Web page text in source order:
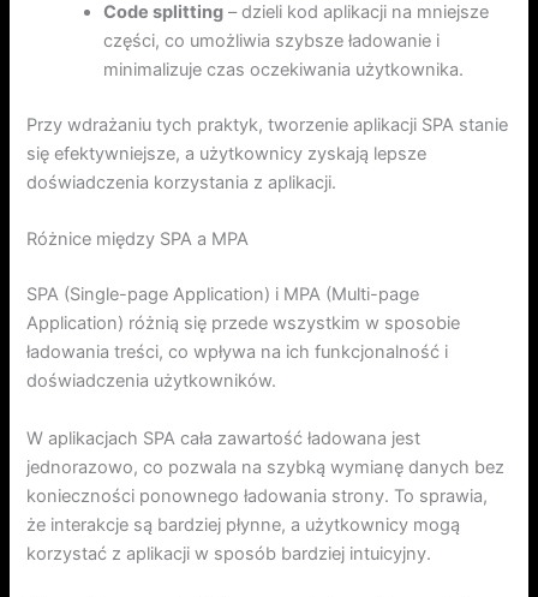
Code splitting – dzieli kod aplikacji na mniejsze
części, co umożliwia szybsze ładowanie i
minimalizuje czas oczekiwania użytkownika.
Przy wdrażaniu tych praktyk, tworzenie aplikacji SPA stanie
się efektywniejsze, a użytkownicy zyskają lepsze
doświadczenia korzystania z aplikacji.
Różnice między SPA a MPA
SPA (Single-page Application) i MPA (Multi-page
Application) różnią się przede wszystkim w sposobie
ładowania treści, co wpływa na ich funkcjonalność i
doświadczenia użytkowników.
W aplikacjach SPA cała zawartość ładowana jest
jednorazowo, co pozwala na szybką wymianę danych bez
konieczności ponownego ładowania strony. To sprawia,
że interakcje są bardziej płynne, a użytkownicy mogą
korzystać z aplikacji w sposób bardziej intuicyjny.